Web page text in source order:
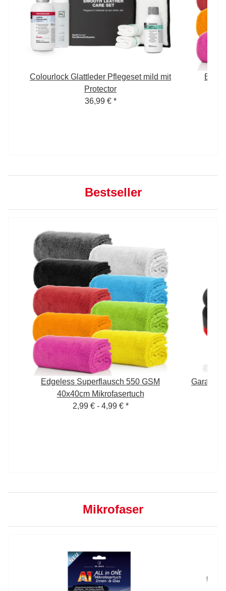
Colourlock Glattleder Pflegeset mild mit
Protector
36,99 € *
Bestseller
Edgeless Superflausch 550 GSM
40x40cm Mikrofasertuch
2,99 € - 4,99 € *
Garage
Mikrofaser